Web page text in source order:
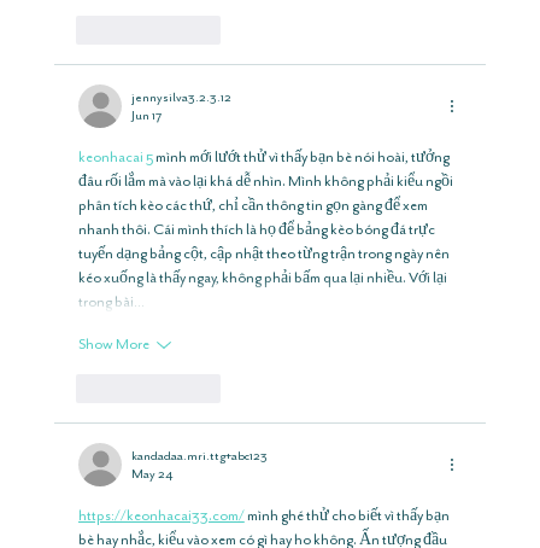
jennysilva3.2.3.12
Jun 17
keonhacai 5 mình mới lướt thử vì thấy bạn bè nói hoài, tưởng
đâu rối lắm mà vào lại khá dễ nhìn. Mình không phải kiểu ngồi
phân tích kèo các thứ, chỉ cần thông tin gọn gàng để xem
nhanh thôi. Cái mình thích là họ để bảng kèo bóng đá trực
tuyến dạng bảng cột, cập nhật theo từng trận trong ngày nên
kéo xuống là thấy ngay, không phải bấm qua lại nhiều. Với lại
trong bài…
Show More
kandadaa.mri.ttg+abc123
May 24
https://keonhacai33.com/ mình ghé thử cho biết vì thấy bạn
bè hay nhắc, kiểu vào xem có gì hay ho không. Ấn tượng đầu